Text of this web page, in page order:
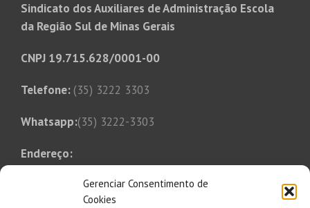
Gerenciar Consentimento de
Cookies
Sindicato dos Auxiliares de Administração Escola
da Região Sul de Minas Gerais
CNPJ 19.715.628/0001-00
Telefone: (35) 3222 3303
Whatsapp:(35) 3222-3303
Endereço:
Bairro Bom Pastor